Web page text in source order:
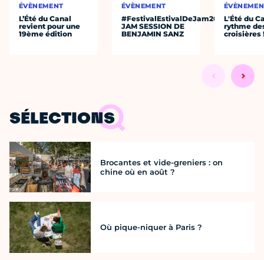
ÉVÈNEMENT
L’Été du Canal
revient pour une
19ème édition
ÉVÈNEMENT
#FestivalEstivalDeJam2026
JAM SESSION DE
BENJAMIN SANZ
L'Été du
rythme
croisières
SÉLECTIONS
Brocantes et vide-greniers : on
chine où en août ?
Où pique-niquer à Paris ?